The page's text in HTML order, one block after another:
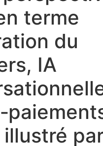
terme
du
IA